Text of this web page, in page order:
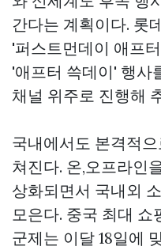
간다는 계획이다. 롯
'퍼스트먼데이 애프
'애프터 쓱데이' 행사
채널 위주로 진행해
국내에서도 본격적
쳐진다. 온,오프라인
상화되면서 국내외
모은다. 중국 최대
군제는 이달 18일에